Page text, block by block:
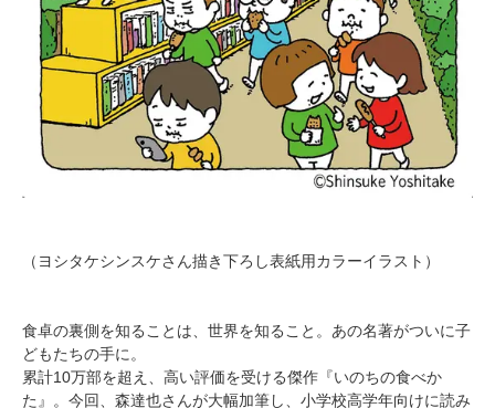
（ヨシタケシンスケさん描き下ろし表紙用カラーイラスト）
食卓の裏側を知ることは、世界を知ること。あの名著がついに子
どもたちの手に。
累計10万部を超え、高い評価を受ける傑作『いのちの食べか
た』。今回、森達也さんが大幅加筆し、小学校高学年向けに読み